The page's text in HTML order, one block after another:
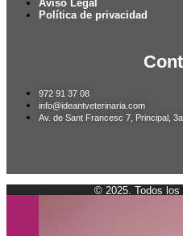
Aviso Legal
Política de privacidad
972 91 37 08
info@ideantveterinaria.com
Av. de Sant Francesc 7, Principal,
© 2025. Todos los